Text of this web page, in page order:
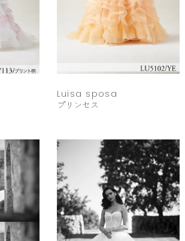
Luisa sposa
プリンセス